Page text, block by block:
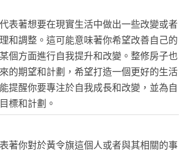
表著想要在現實生活中做出一些改變或者
和調整。這可能意味著你希望改善自己的
個方面進行自我提升和改變。整修房子也
的期望和計劃，希望打造一個更好的生活
提醒你要專注於自我成長和改變，並為自
標和計劃。
著你對於黃令旗這個人或者與其相關的事